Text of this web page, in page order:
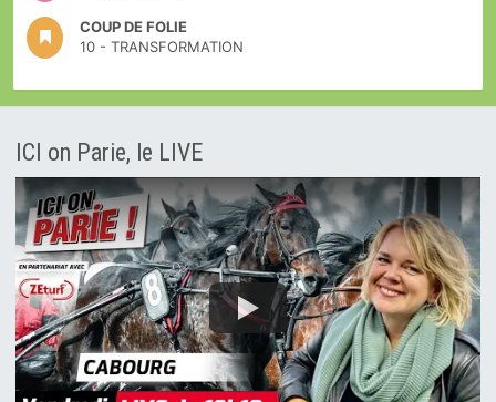
COUP DE FOLIE
10 - TRANSFORMATION
ICI on Parie, le LIVE